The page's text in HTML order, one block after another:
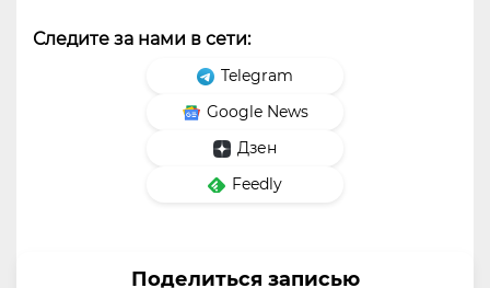
Следите за нами в сети:
Telegram
Google News
Дзен
Feedly
Поделиться записью